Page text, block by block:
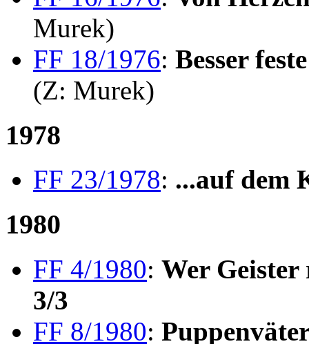
Murek)
FF 18/1976: Besser
(Z: Murek)
1978
FF 23/1978: ...auf dem
1980
FF 4/1980: Wer
3/3
FF 8/1980: